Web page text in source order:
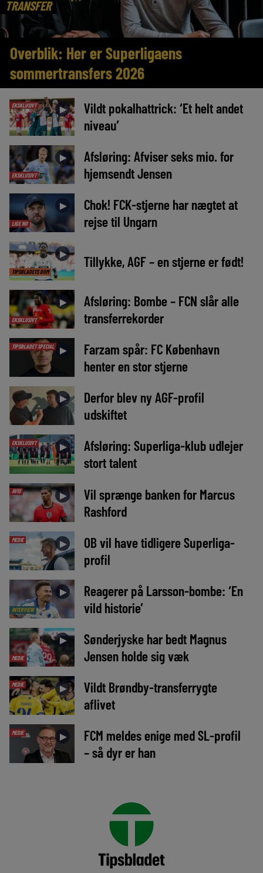
TRANSFER
Overblik: Her er Superligaens
sommertransfers 2026
EKSKLUSIVT ►
Vildt pokalhattrick: ‘Et helt andet
niveau’
EKSKLUSIVT
►
Afsløring: Afviser seks mio. for
hjemsendt Jensen
LIGE NU
►
Chok! FCK-stjerne har nægtet at
rejse til Ungarn
TIPSBLADETS DOM
► Tillykke, AGF – en stjerne er født!
EKSKLUSIVT
►
Afsløring: Bombe – FCN slår alle
transferrekorder
TIPSBLADET SPECIAL ►
Farzam spår: FC København
henter en stor stjerne
►
Derfor blev ny AGF-profil
udskiftet
EKSKLUSIVT ►
Afsløring: Superliga-klub udlejer
stort talent
AVIS ►
Vil sprænge banken for Marcus
Rashford
MEDIE ►
OB vil have tidligere Superliga-
profil
INTERVIEW
►
Reagerer på Larsson-bombe: ‘En
vild historie’
MEDIE
►
Sønderjyske har bedt Magnus
Jensen holde sig væk
MEDIE ►
Vildt Brøndby-transferrygte
aflivet
MEDIE ►
FCM meldes enige med SL-profil
– så dyr er han